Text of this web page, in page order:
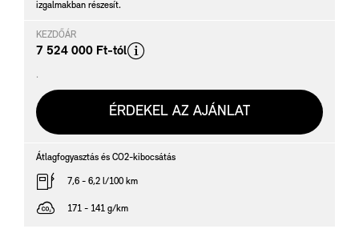
izgalmakban részesít.
KEZDŐÁR
7 524 000 Ft-tól
s
c
i
.
ÉRDEKEL AZ AJÁNLAT
Átlagfogyasztás és CO2-kibocsátás
7,6 - 6,2 l/100 km
171 - 141 g/km